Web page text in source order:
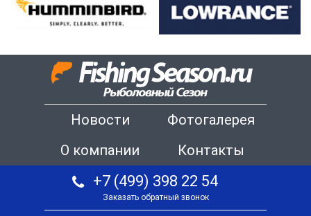
Новости
Фотогалерея
О компании
Контакты
+7 (499) 398 22 54
Заказать обратный звонок